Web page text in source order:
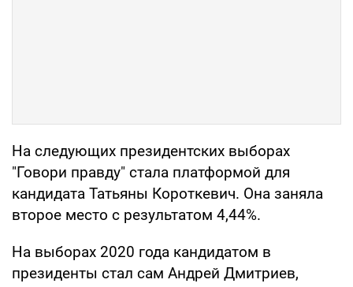
На следующих президентских выборах
"Говори правду" стала платформой для
кандидата Татьяны Короткевич. Она заняла
второе место с результатом 4,44%.
На выборах 2020 года кандидатом в
президенты стал сам Андрей Дмитриев,